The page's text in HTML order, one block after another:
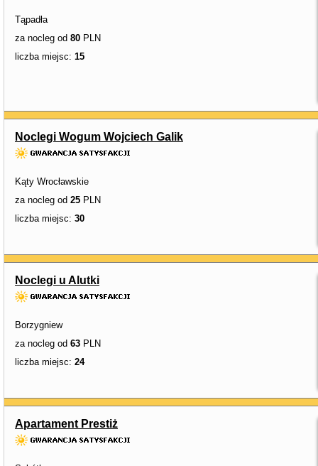
Tąpadła
za nocleg od 80 PLN
liczba miejsc: 15
Noclegi Wogum Wojciech Galik
Kąty Wrocławskie
za nocleg od 25 PLN
liczba miejsc: 30
Noclegi u Alutki
Borzygniew
za nocleg od 63 PLN
liczba miejsc: 24
Apartament Prestiż